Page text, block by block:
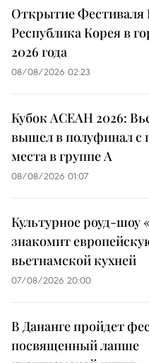
Открытие Фестиваля
Республика Корея в
2026 года
08/08/2026 02:23
Кубок АСЕАН 2026:
вышел в полуфинал с
места в группе A
08/08/2026 01:07
Культурное роуд-шоу
знакомит
вьетнамской кухней
07/08/2026 20:00
В Дананге пройдет
посвященный лапше